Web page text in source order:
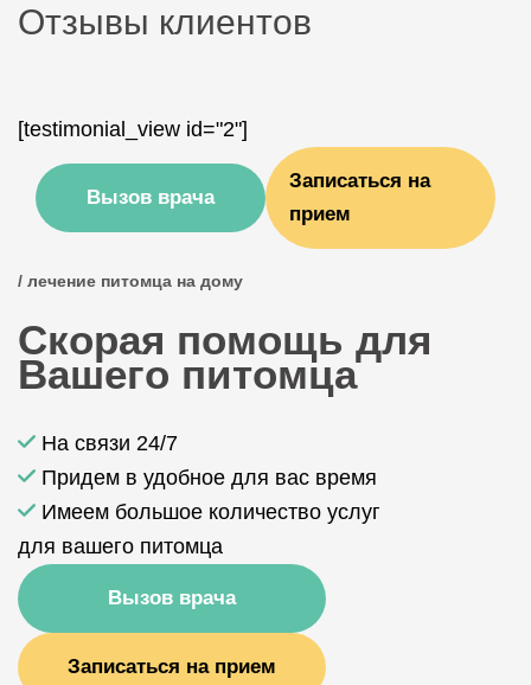
Отзывы клиентов
[testimonial_view id="2"]
Вызов врача
Записаться на
прием
/ лечение питомца на дому
Скорая помощь для
Вашего питомца
На связи 24/7
Придем в удобное для вас время
Имеем большое количество услуг
для вашего питомца
Вызов врача
Записаться на прием